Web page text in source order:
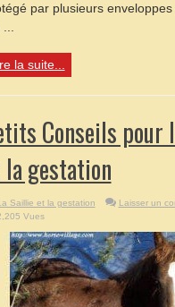
par plusieurs enveloppes
la suite...
Conseils pour
gestation
Saillie et la gestation
Laisser un
Vues